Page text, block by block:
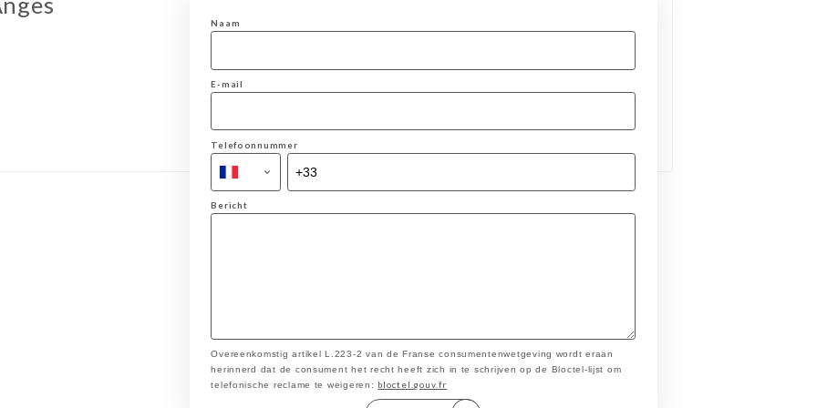
Naam
E-mail
Telefoonnummer
Bericht
Overeenkomstig artikel L.223-2 van de Franse consumentenwetgeving wordt eraan
herinnerd dat de consument het recht heeft zich in te schrijven op de Bloctel-lijst om
telefonische reclame te weigeren: bloctel.gouv.fr